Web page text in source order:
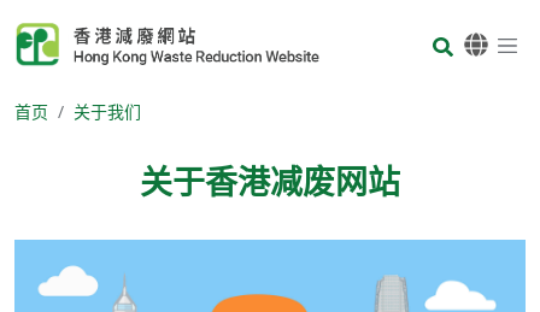
Body
首页 关于我们
关于香港减废网站